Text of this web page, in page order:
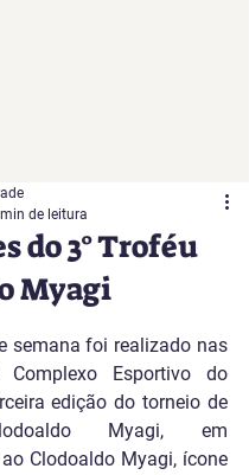
do 3° Troféu
Myagi
de leitura
NaN de 5 estrelas.
semana foi realizado nas
Esportivo do
edição do torneio de
Myagi, em
Clodoaldo Myagi, ícone